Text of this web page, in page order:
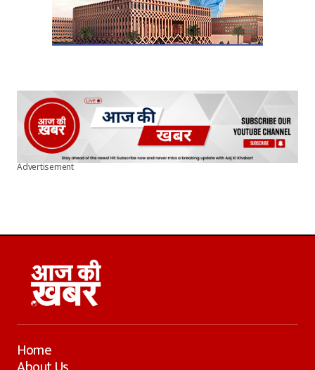
Advertisement
Home